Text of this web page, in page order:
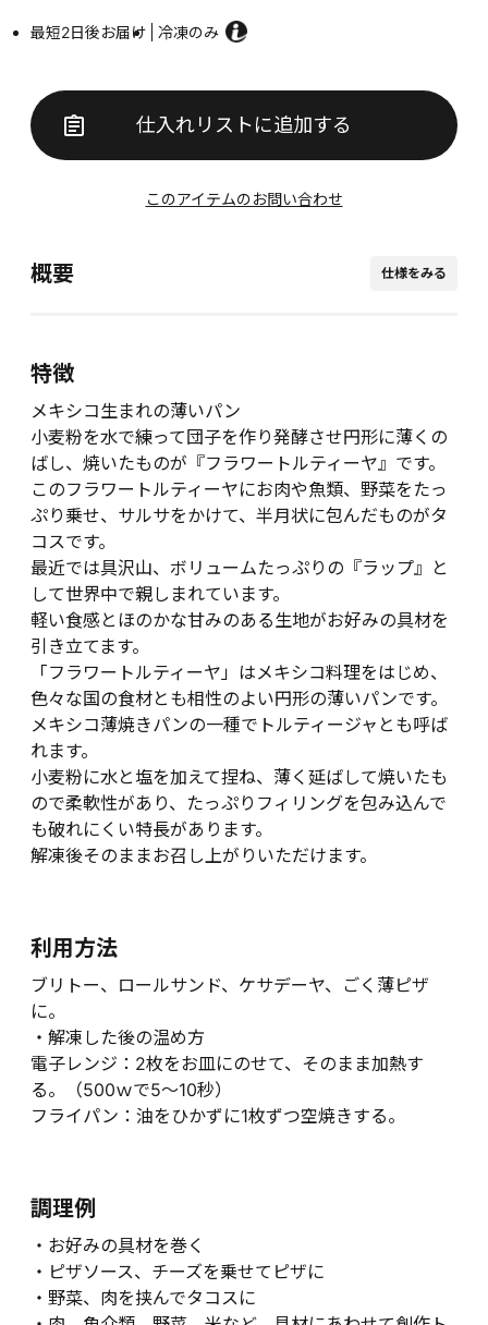
最短2日後お届け 冷凍のみ
仕入れリストに追加する
このアイテムのお問い合わせ
概要 仕様をみる
特徴
メキシコ生まれの薄いパン
小麦粉を水で練って団子を作り発酵させ円形に薄くの
ばし、焼いたものが『フラワートルティーヤ』です。
このフラワートルティーヤにお肉や魚類、野菜をたっ
ぷり乗せ、サルサをかけて、半月状に包んだものがタ
コスです。
最近では具沢山、ボリュームたっぷりの『ラップ』と
して世界中で親しまれています。
軽い食感とほのかな甘みのある生地がお好みの具材を
引き立てます。
「フラワートルティーヤ」はメキシコ料理をはじめ、
色々な国の食材とも相性のよい円形の薄いパンです。
メキシコ薄焼きパンの一種でトルティージャとも呼ば
れます。
小麦粉に水と塩を加えて捏ね、薄く延ばして焼いたも
ので柔軟性があり、たっぷりフィリングを包み込んで
も破れにくい特長があります。
解凍後そのままお召し上がりいただけます。
利用方法
ブリトー、ロールサンド、ケサデーヤ、ごく薄ピザ
に。
・解凍した後の温め方
電子レンジ：2枚をお皿にのせて、そのまま加熱す
る。（500ｗで5～10秒）
フライパン：油をひかずに1枚ずつ空焼きする。
調理例
・お好みの具材を巻く
・ピザソース、チーズを乗せてピザに
・野菜、肉を挟んでタコスに